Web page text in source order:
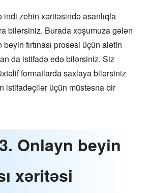
indi zehin xəritəsində asanlıqla
bilərsiniz. Burada xoşumuza gələn
fırtınası prosesi üçün alətin
da istifadə edə bilərsiniz. Siz
formatlarda saxlaya bilərsiniz
istifadəçilər üçün müstəsna bir
Onlayn beyin
xəritəsi